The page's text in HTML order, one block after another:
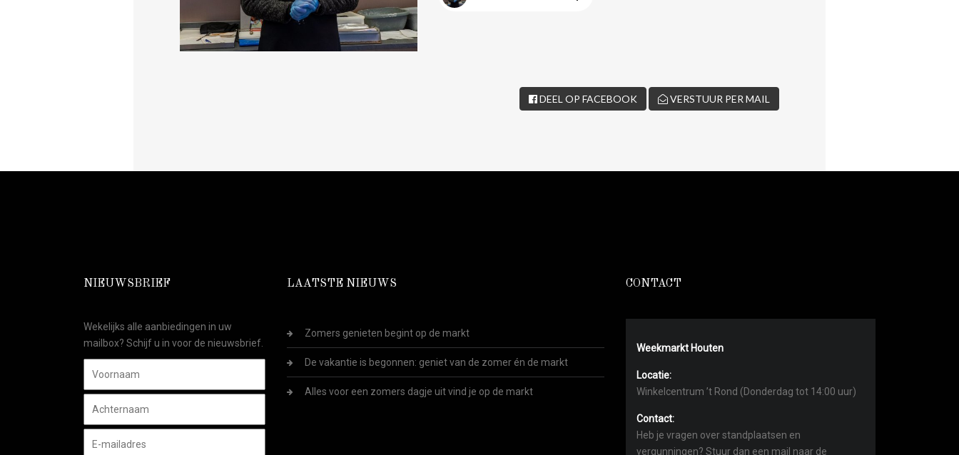
DEEL OP FACEBOOK VERSTUUR PER MAIL
NIEUWSBRIEF
Wekelijks alle aanbiedingen in uw
mailbox? Schijf u in voor de nieuwsbrief.
LAATSTE NIEUWS
Zomers genieten begint op de markt
De vakantie is begonnen: geniet van de zomer én de markt
Alles voor een zomers dagje uit vind je op de markt
CONTACT
Weekmarkt Houten
Locatie:
Winkelcentrum ’t Rond (Donderdag tot 14:00 uur)
Contact:
Heb je vragen over standplaatsen en
vergunningen? Stuur dan een mail naar de